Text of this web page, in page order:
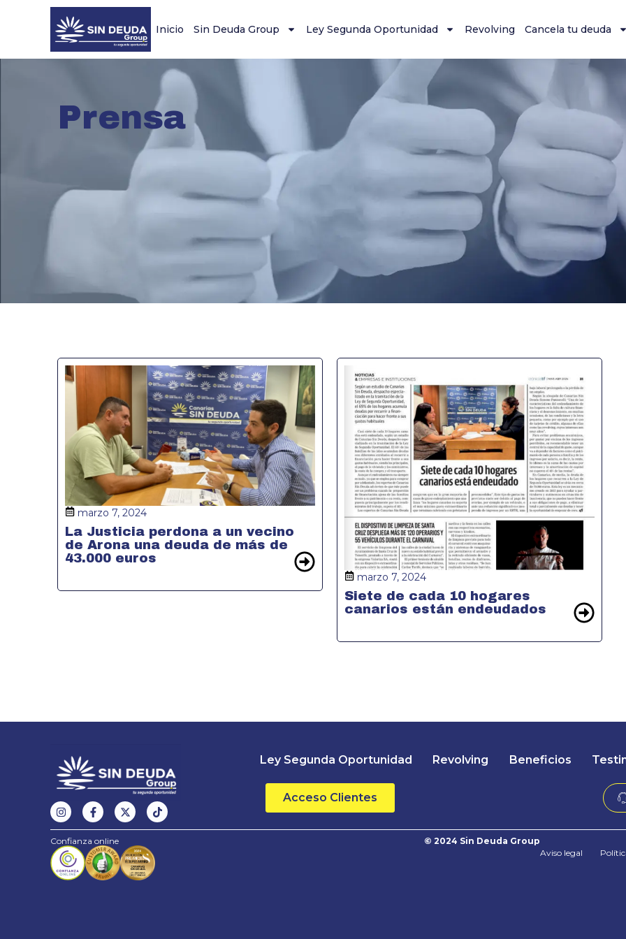
Inicio Sin Deuda Group Ley Segunda Oportunidad Revolving Cancela tu deuda
Prensa
marzo 7, 2024
La Justicia perdona a un vecino
de Arona una deuda de más de
43.000 euros
marzo 7, 2024
Siete de cada 10 hogares
canarios están endeudados
Ley Segunda Oportunidad Revolving Beneficios
Acceso Clientes
Confianza online
Aviso legal
© 2024 Sin Deuda Group